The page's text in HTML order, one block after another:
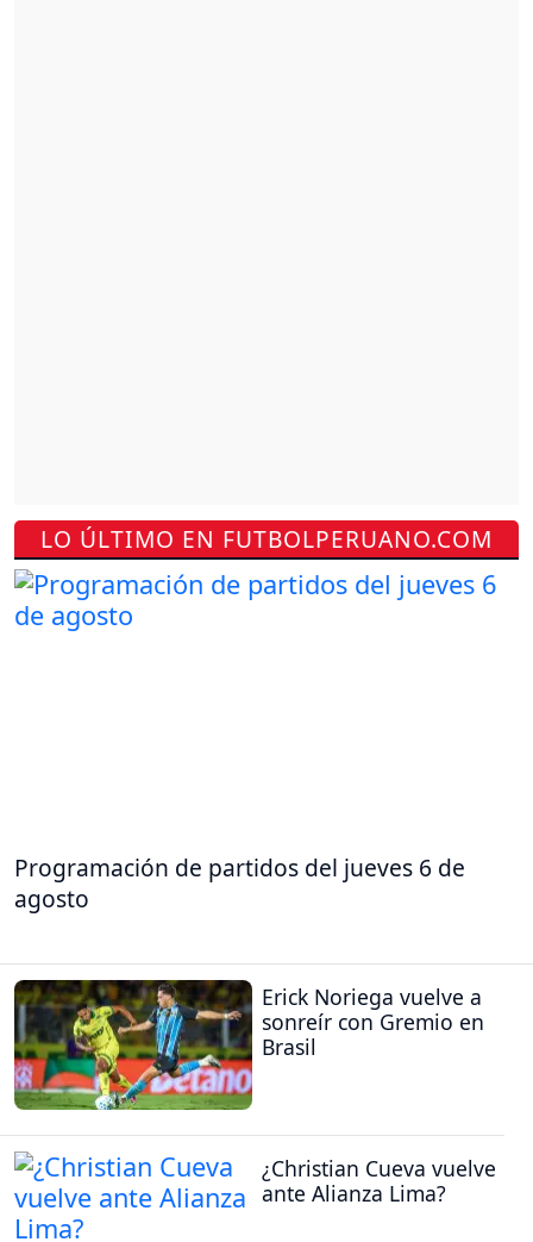
LO ÚLTIMO EN FUTBOLPERUANO.COM
Programación de partidos del jueves 6 de
agosto
Erick Noriega vuelve a
sonreír con Gremio en
Brasil
¿Christian Cueva vuelve
ante Alianza Lima?